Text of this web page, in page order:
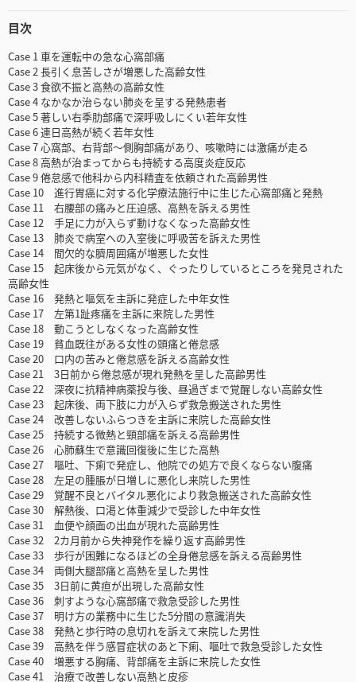
目次
Case 1 車を運転中の急な心窩部痛
Case 2 長引く息苦しさが増悪した高齢女性
Case 3 食欲不振と高熱の高齢女性
Case 4 なかなか治らない肺炎を呈する発熱患者
Case 5 著しい右季肋部痛で深呼吸しにくい若年女性
Case 6 連日高熱が続く若年女性
Case 7 心窩部、右背部～側胸部痛があり、咳嗽時には激痛が走る
Case 8 高熱が治まってからも持続する高度炎症反応
Case 9 倦怠感で他科から内科精査を依頼された高齢男性
Case 10 進行胃癌に対する化学療法施行中に生じた心窩部痛と発熱
Case 11 右腰部の痛みと圧迫感、高熱を訴える男性
Case 12 手足に力が入らず動けなくなった高齢女性
Case 13 肺炎で病室への入室後に呼吸苦を訴えた男性
Case 14 間欠的な臍周囲痛が増悪した女性
Case 15 起床後から元気がなく、ぐったりしているところを発見された
高齢女性
Case 16 発熱と嘔気を主訴に発症した中年女性
Case 17 左第1趾疼痛を主訴に来院した男性
Case 18 動こうとしなくなった高齢女性
Case 19 貧血既往がある女性の頭痛と倦怠感
Case 20 口内の苦みと倦怠感を訴える高齢女性
Case 21 3日前から倦怠感が現れ発熱を呈した高齢男性
Case 22 深夜に抗精神病薬投与後、昼過ぎまで覚醒しない高齢女性
Case 23 起床後、両下肢に力が入らず救急搬送された男性
Case 24 改善しないふらつきを主訴に来院した高齢女性
Case 25 持続する微熱と頸部痛を訴える高齢男性
Case 26 心肺蘇生で意識回復後に生じた高熱
Case 27 嘔吐、下痢で発症し、他院での処方で良くならない腹痛
Case 28 左足の腫脹が日増しに悪化し来院した男性
Case 29 覚醒不良とバイタル悪化により救急搬送された高齢女性
Case 30 解熱後、口渇と体重減少で受診した中年女性
Case 31 血便や顔面の出血が現れた高齢男性
Case 32 2カ月前から失神発作を繰り返す高齢男性
Case 33 歩行が困難になるほどの全身倦怠感を訴える高齢男性
Case 34 両側大腿部痛と高熱を呈した男性
Case 35 3日前に黄疸が出現した高齢女性
Case 36 刺すような心窩部痛で救急受診した男性
Case 37 明け方の業務中に生じた5分間の意識消失
Case 38 発熱と歩行時の息切れを訴えて来院した男性
Case 39 高熱を伴う感冒症状のあと下痢、嘔吐で救急受診した女性
Case 40 増悪する胸痛、背部痛を主訴に来院した女性
Case 41 治療で改善しない高熱と皮疹